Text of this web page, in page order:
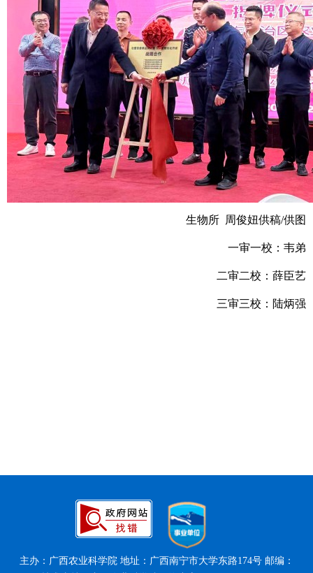
生物所 周俊妞供稿/供图
一审一校：韦弟
二审二校：薛臣艺
三审三校：陆炳强
主办：广西农业科学院 地址：广西南宁市大学东路174号 邮编：